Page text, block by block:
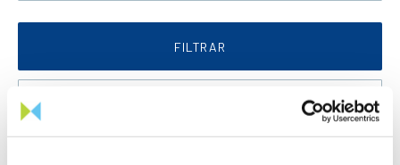
FILTRAR
Data Crescente